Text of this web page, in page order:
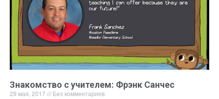
Знакомство с учителем: Фрэнк Санчес
29 мая, 2017 Без комментариев